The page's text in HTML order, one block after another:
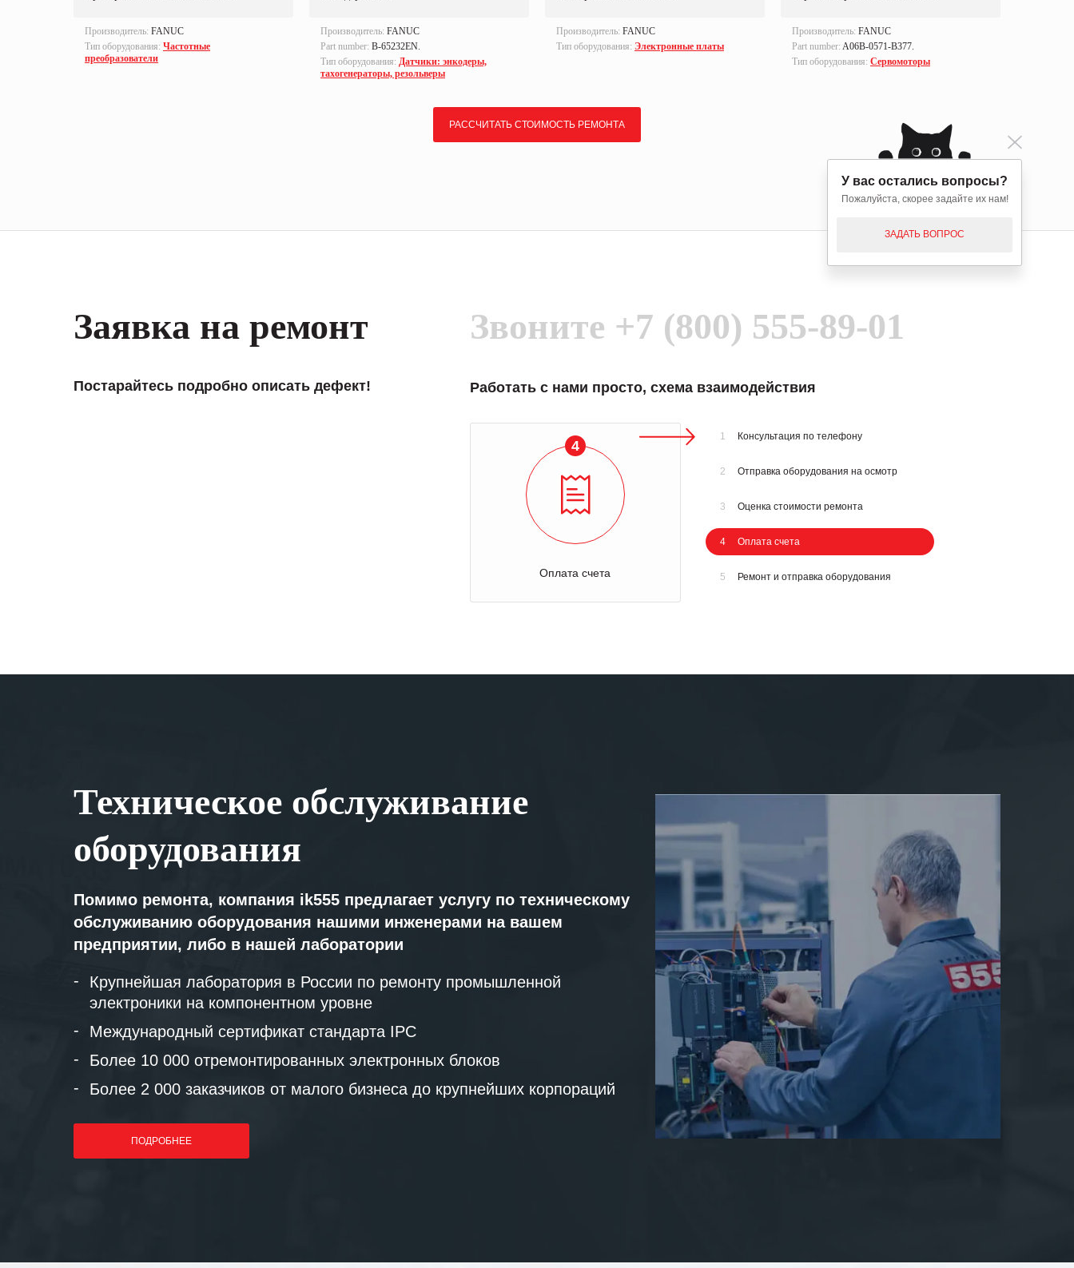
Производитель: FANUC
Тип оборудования: Частотные
преобразователи
Производитель: FANUC
Part number: B-65232EN.
Тип оборудования: Датчики: энкодеры,
тахогенераторы, резольверы
Производитель: FANUC
Тип оборудования: Электронные платы
Производитель: FANUC
Part number: A06B-0571-B377.
Тип оборудования: Сервомоторы
РАССЧИТАТЬ СТОИМОСТЬ РЕМОНТА
Заявка на ремонт
Постарайтесь подробно описать дефект!
Звоните +7 (800) 555-89-01
Работать с нами просто, схема взаимодействия
4
Оплата счета
1 Консультация по телефону
2 Отправка оборудования на осмотр
3 Оценка стоимости ремонта
4 Оплата счета
5 Ремонт и отправка оборудования
Техническое обслуживание
оборудования
Помимо ремонта, компания ik555 предлагает услугу по техническому
обслуживанию оборудования нашими инженерами на вашем
предприятии, либо в нашей лаборатории
Крупнейшая лаборатория в России по ремонту промышленной
электроники на компонентном уровне
Международный сертификат стандарта IPC
Более 10 000 отремонтированных электронных блоков
Более 2 000 заказчиков от малого бизнеса до крупнейших корпораций
ПОДРОБНЕЕ
У вас остались вопросы?
Пожалуйста, скорее задайте их нам!
ЗАДАТЬ ВОПРОС